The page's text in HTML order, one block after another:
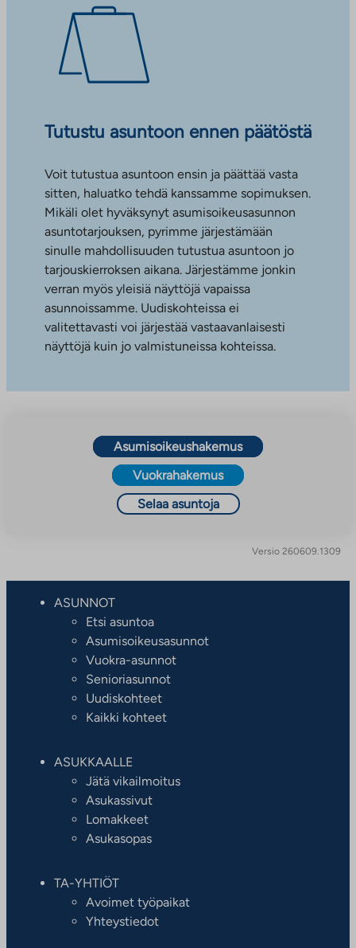
Tutustu asuntoon ennen päätöstä
Voit tutustua asuntoon ensin ja päättää vasta
sitten, haluatko tehdä kanssamme sopimuksen.
Mikäli olet hyväksynyt asumisoikeusasunnon
asuntotarjouksen, pyrimme järjestämään
sinulle mahdollisuuden tutustua asuntoon jo
tarjouskierroksen aikana. Järjestämme jonkin
verran myös yleisiä näyttöjä vapaissa
asunnoissamme. Uudiskohteissa ei
valitettavasti voi järjestää vastaavanlaisesti
näyttöjä kuin jo valmistuneissa kohteissa.
Asumisoikeushakemus
Vuokrahakemus
Selaa asuntoja
Versio 260609.1309
ASUNNOT
Etsi asuntoa
Asumisoikeusasunnot
Vuokra-asunnot
Senioriasunnot
Uudiskohteet
Kaikki kohteet
ASUKKAALLE
Jätä vikailmoitus
Asukassivut
Lomakkeet
Asukasopas
TA-YHTIÖT
Avoimet työpaikat
Yhteystiedot